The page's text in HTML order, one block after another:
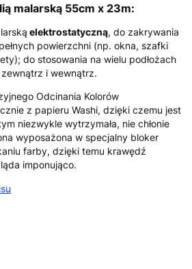
malarską 55cm x 23m:
elektrostatyczną, do zakrywania
powierzchni (np. okna, szafki
do stosowania na wielu podłożach
i wewnątrz.
Odcinania Kolorów
z papieru Washi, dzięki czemu jest
niezwykle wytrzymała, nie chłonie
wyposażona w specjalny bloker
farby, dzięki temu krawędź
imponująco.